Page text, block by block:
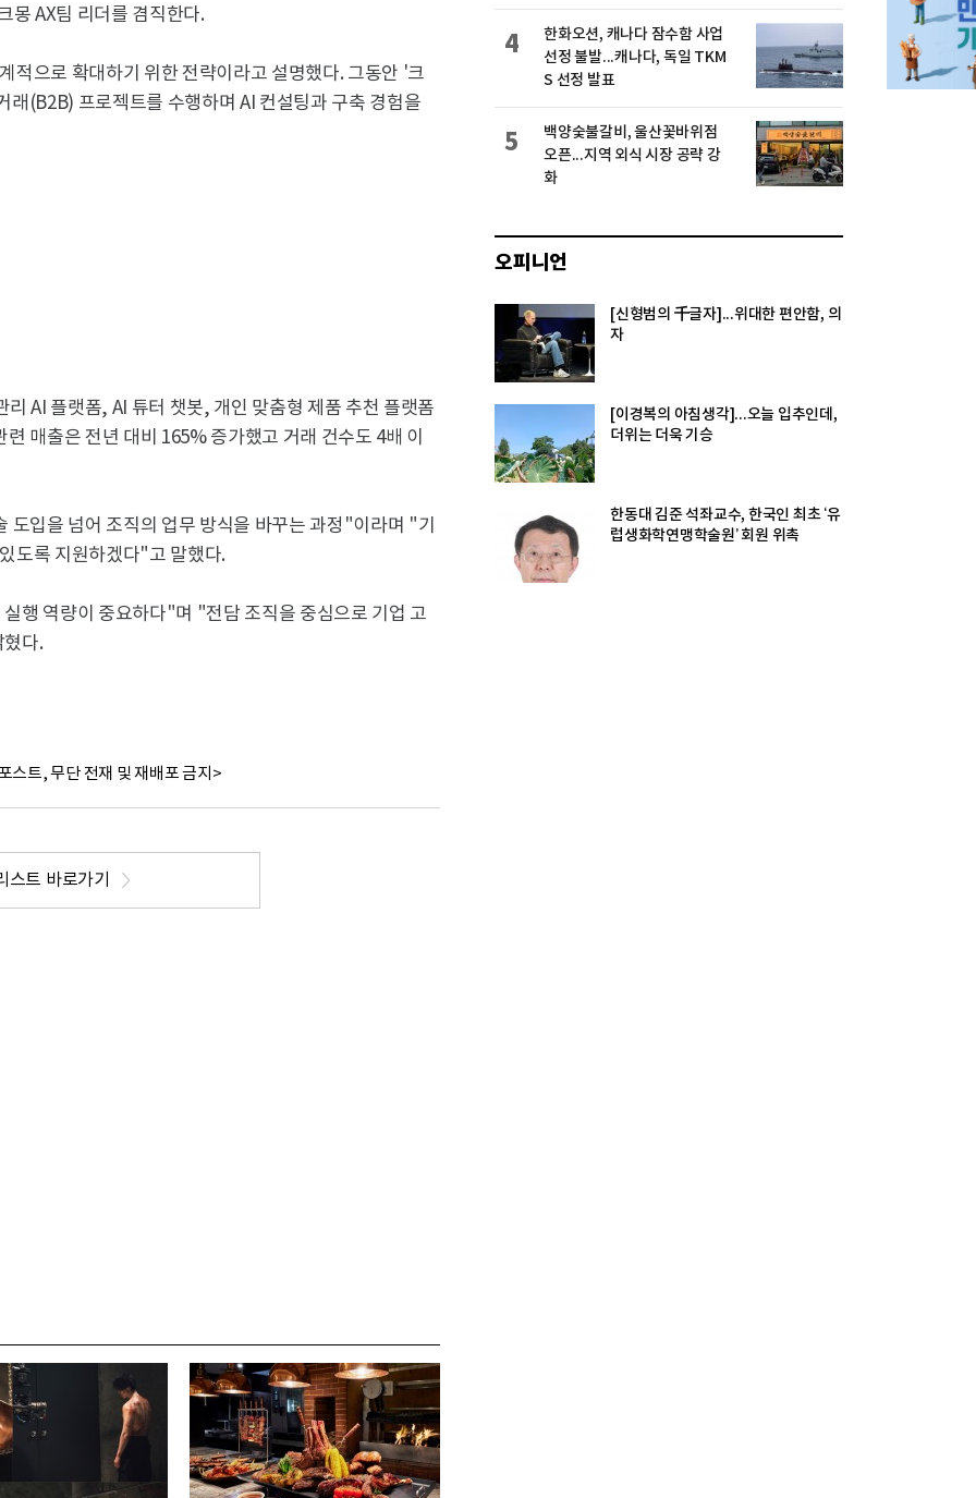
몽 AX팀 리더를 겸직한다.
적으로 확대하기 위한 전략이라고 설명했다. 그동안 '크
(B2B) 프로젝트를 수행하며 AI 컨설팅과 구축 경험을
AI 플랫폼, AI 튜터 챗봇, 개인 맞춤형 제품 추천 플랫폼
매출은 전년 대비 165% 증가했고 거래 건수도 4배 이
도입을 넘어 조직의 업무 방식을 바꾸는 과정"이라며 "기
도록 지원하겠다"고 말했다.
행 역량이 중요하다"며 "전담 조직을 중심으로 기업 고
다.
스트, 무단 전재 및 재배포 금지>
스트 바로가기
한화오션, 캐나다 잠수함 사업
선정 불발...캐나다, 독일 TKM
S 선정 발표
4
백양숯불갈비, 울산꽃바위점
오픈...지역 외식 시장 공략 강
화
5
오피니언
[신형범의 千글자]...위대한 편안함, 의
자
[이경복의 아침생각]...오늘 입추인데,
더위는 더욱 기승
한동대 김준 석좌교수, 한국인 최초 ‘유
럽생화학연맹학술원’ 회원 위촉